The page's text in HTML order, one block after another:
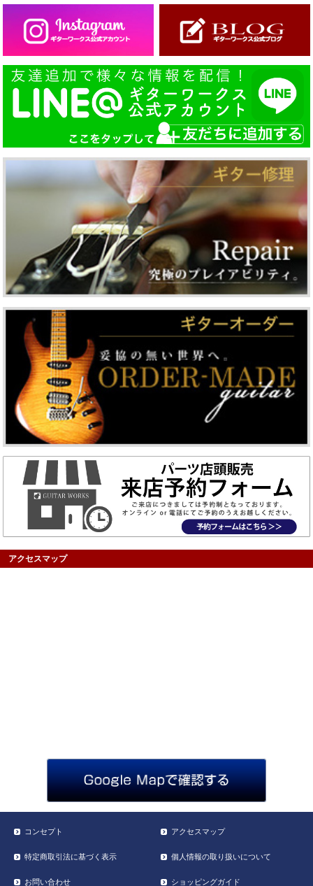
アクセスマップ
コンセプト アクセスマップ
特定商取引法に基づく表示 個人情報の取り扱いについて
お問い合わせ ショッピングガイド